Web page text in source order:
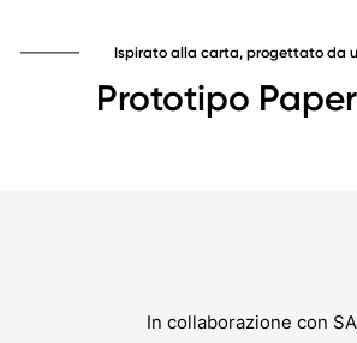
Ispirato alla carta, progettato da
Prototipo
In collaborazione con